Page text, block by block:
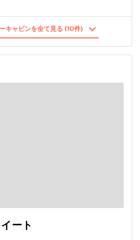
キャビンを全て見る (10件)
ート